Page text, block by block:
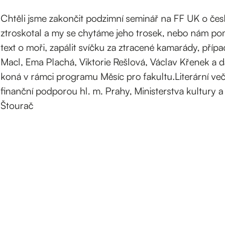
Chtěli jsme zakončit podzimní seminář na FF UK o
ztroskotal a my se chytáme jeho trosek, nebo nám
text o moři, zapálit svíčku za ztracené kamarády,
Macl, Ema Plachá, Viktorie Rešlová, Václav Křenek a
koná v rámci programu Měsíc pro fakultu.Literární
finanční podporou hl. m. Prahy, Ministerstva kultury
Štourač